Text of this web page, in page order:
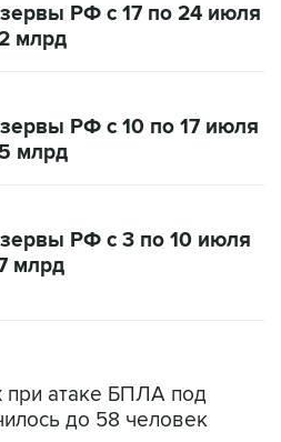
РФ с 17 по 24 июля
млрд
РФ с 10 по 17 июля
млрд
РФ с 3 по 10 июля
млрд
при атаке БПЛА под
до 58 человек